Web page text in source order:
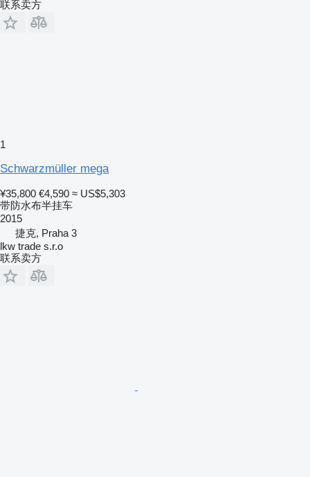
联系卖方
1
Schwarzmüller mega
¥35,800 €4,590 ≈ US$5,303
带防水布半挂车
2015
捷克, Praha 3
lkw trade s.r.o
联系卖方